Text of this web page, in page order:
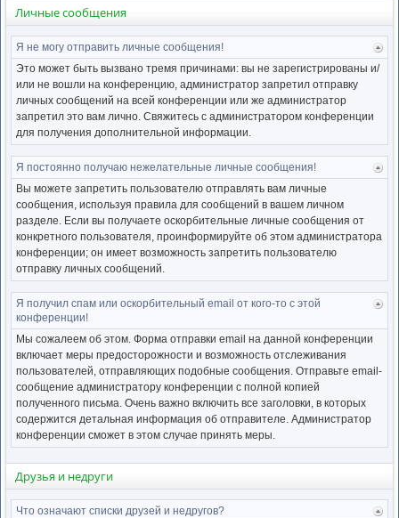
Личные сообщения
к
Я не могу отправить личные сообщения!
Это может быть вызвано тремя причинами: вы не зарегистрированы и/
или не вошли на конференцию, администратор запретил отправку
личных сообщений на всей конференции или же администратор
запретил это вам лично. Свяжитесь с администратором конференции
для получения дополнительной информации.
Я постоянно получаю нежелательные личные сообщения!
Вы можете запретить пользователю отправлять вам личные
сообщения, используя правила для сообщений в вашем личном
разделе. Если вы получаете оскорбительные личные сообщения от
конкретного пользователя, проинформируйте об этом администратора
конференции; он имеет возможность запретить пользователю
отправку личных сообщений.
Я получил спам или оскорбительный email от кого-то с этой
конференции!
Мы сожалеем об этом. Форма отправки email на данной конференции
включает меры предосторожности и возможность отслеживания
пользователей, отправляющих подобные сообщения. Отправьте email-
сообщение администратору конференции с полной копией
полученного письма. Очень важно включить все заголовки, в которых
содержится детальная информация об отправителе. Администратор
конференции сможет в этом случае принять меры.
Друзья и недруги
Что означают списки друзей и недругов?